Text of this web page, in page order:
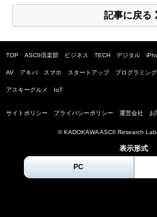
記事に戻る
TOP ASCII倶楽部 ビジネス TECH デジタル
AV アキバ スマホ スタートアップ プログラミン
アスキーグルメ IoT
サイトポリシー プライバシーポリシー 運営会社 お
© KADOKAWA ASCII Research
表示形式
PC